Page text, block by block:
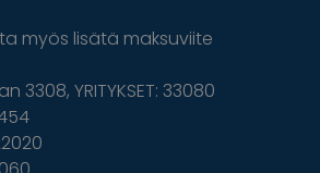
myös lisätä maksuviite
YRITYKSET: 33080